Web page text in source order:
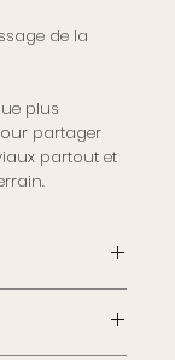
de la
plus
partager
partout et